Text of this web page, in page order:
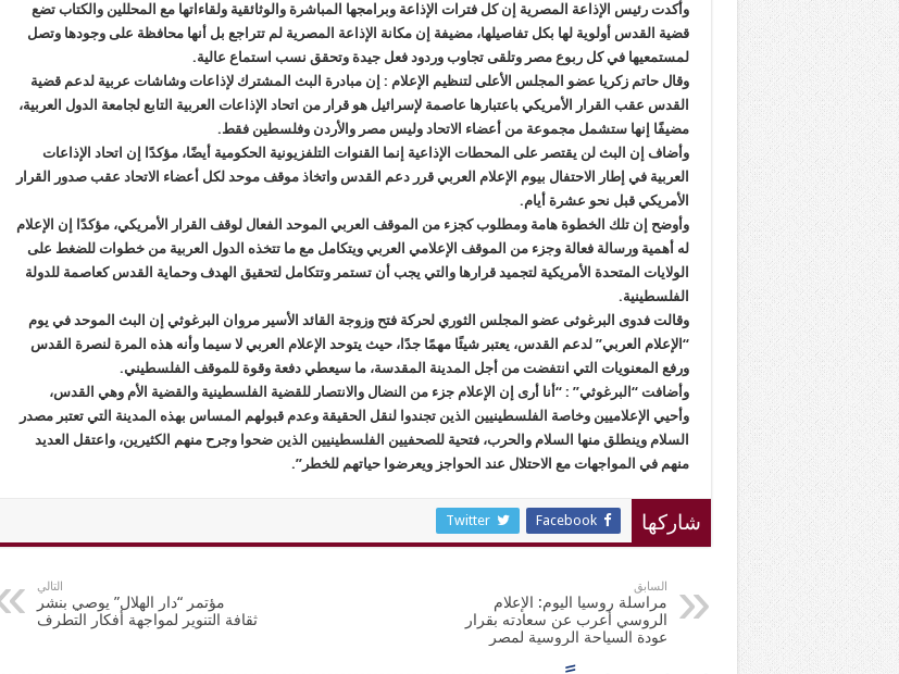
وأكدت رئيس الإذاعة المصرية إن كل فترات الإذاعة وبرامجها المباشرة والوثائقية ولقاءاتها مع المحللين والكتاب تضع
قضية القدس أولوية لها بكل تفاصيلها، مضيفة إن مكانة الإذاعة المصرية لم تتراجع بل أنها محافظة على وجودها وتصل
لمستمعيها في كل ربوع مصر وتلقى تجاوب وردود فعل جيدة وتحقق نسب استماع عالية.
وقال حاتم زكريا عضو المجلس الأعلى لتنظيم الإعلام : إن مبادرة البث المشترك لإذاعات وشاشات عربية لدعم قضية
القدس عقب القرار الأمريكي باعتبارها عاصمة لإسرائيل هو قرار من اتحاد الإذاعات العربية التابع لجامعة الدول العربية،
مضيفًا إنها ستشمل مجموعة من أعضاء الاتحاد وليس مصر والأردن وفلسطين فقط.
وأضاف إن البث لن يقتصر على المحطات الإذاعية إنما القنوات التلفزيونية الحكومية أيضًا، مؤكدًا إن اتحاد الإذاعات
العربية في إطار الاحتفال بيوم الإعلام العربي قرر دعم القدس واتخاذ موقف موحد لكل أعضاء الاتحاد عقب صدور القرار
الأمريكي قبل نحو عشرة أيام.
وأوضح إن تلك الخطوة هامة ومطلوب كجزء من الموقف العربي الموحد الفعال لوقف القرار الأمريكي، مؤكدًا إن الإعلام
له أهمية ورسالة فعالة وجزء من الموقف الإعلامي العربي ويتكامل مع ما تتخذه الدول العربية من خطوات للضغط على
الولايات المتحدة الأمريكية لتجميد قرارها والتي يجب أن تستمر وتتكامل لتحقيق الهدف وحماية القدس كعاصمة للدولة
الفلسطينية.
وقالت فدوى البرغوثى عضو المجلس الثوري لحركة فتح وزوجة القائد الأسير مروان البرغوثي إن البث الموحد في يوم
“الإعلام العربي” لدعم القدس، يعتبر شيئًا مهمًا جدًا، حيث يتوحد الإعلام العربي لا سيما وأنه هذه المرة لنصرة القدس
ورفع المعنويات التي انتفضت من أجل المدينة المقدسة، ما سيعطي دفعة وقوة للموقف الفلسطيني.
وأضافت “البرغوثي” : “أنا أرى إن الإعلام جزء من النضال والانتصار للقضية الفلسطينية والقضية الأم وهي القدس،
وأحيي الإعلاميين وخاصة الفلسطينيين الذين تجندوا لنقل الحقيقة وعدم قبولهم المساس بهذه المدينة التي تعتبر مصدر
السلام وينطلق منها السلام والحرب، فتحية للصحفيين الفلسطينيين الذين ضحوا وجرح منهم الكثيرين، واعتقل العديد
منهم في المواجهات مع الاحتلال عند الحواجز ويعرضوا حياتهم للخطر”.
شاركها Facebook
Twitter
السابق
مراسلة روسيا اليوم: الإعلام
الروسي أعرب عن سعادته بقرار
عودة السياحة الروسية لمصر
التالي
مؤتمر “دار الهلال” يوصي بنشر
ثقافة التنوير لمواجهة أفكار التطرف